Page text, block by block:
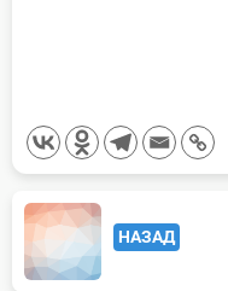
<span
class="nav-НАЗАД